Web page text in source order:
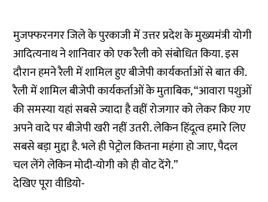
मुजफ्फरनगर जिले के पुरकाजी में उत्तर प्रदेश के मुख्यमंत्री योगी
आदित्यनाथ ने शानिवार को एक रैली को संबोधित किया. इस
दौरान हमने रैली में शामिल हुए बीजेपी कार्यकर्ताओं से बात की.
रैली में शामिल बीजेपी कार्यकर्ताओं के मुताबिक, “आवारा पशुओं
की समस्या यहां सबसे ज्यादा है वहीं रोजगार को लेकर किए गए
अपने वादे पर बीजेपी खरी नहीं उतरी. लेकिन हिंदूत्व हमारे लिए
सबसे बड़ा मुद्दा है. भले ही पेट्रोल कितना महंगा हो जाए, पैदल
चल लेंगे लेकिन मोदी-योगी को ही वोट देंगे.”
देखिए पूरा वीडियो-